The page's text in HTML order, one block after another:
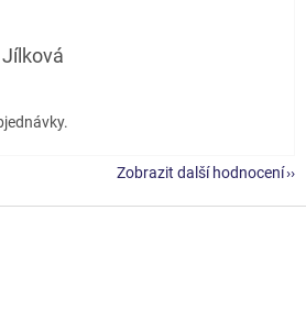
obchodu je 5 z 5 hvězdiček.
Zobrazit další hodnocení